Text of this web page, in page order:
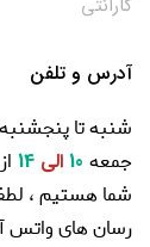
گارانتی
آدرس و تلفن
شنبه تا
جمعه
الی
شما هستیم ،
رسان های واتس